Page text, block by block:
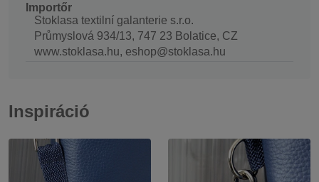
Importőr
Stoklasa textilní galanterie s.r.o.
Průmyslová 934/13, 747 23 Bolatice, CZ
www.stoklasa.hu, eshop@stoklasa.hu
Inspiráció